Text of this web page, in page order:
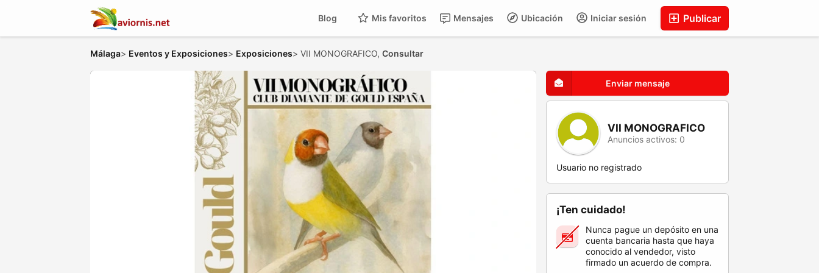
Publicar
Iniciar sesión
Ubicación
Mensajes
Mis favoritos
Blog
Málaga> Eventos y Exposiciones> Exposiciones> VII MONOGRAFICO, Consultar
Enviar mensaje
VII MONOGRAFICO
Anuncios activos: 0
Usuario no registrado
¡Ten cuidado!
Nunca pague un depósito en una
cuenta bancaria hasta que haya
conocido al vendedor, visto
firmado un acuerdo de compra.